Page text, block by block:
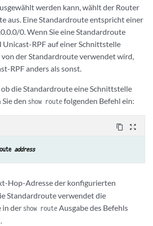
werden kann, wählt der Router
aus. Eine Standardroute entspricht einer
0. Wenn Sie eine Standardroute
RPF auf einer Schnittstelle
der Standardroute verwendet wird,
RPF anders als sonst.
die Standardroute eine Schnittstelle
den show routefolgenden Befehl ein:
content_copy zoom_out_map
address
Hop-Adresse der konfigurierten
Standardroute verwendet die
in der show routeAusgabe des Befehls